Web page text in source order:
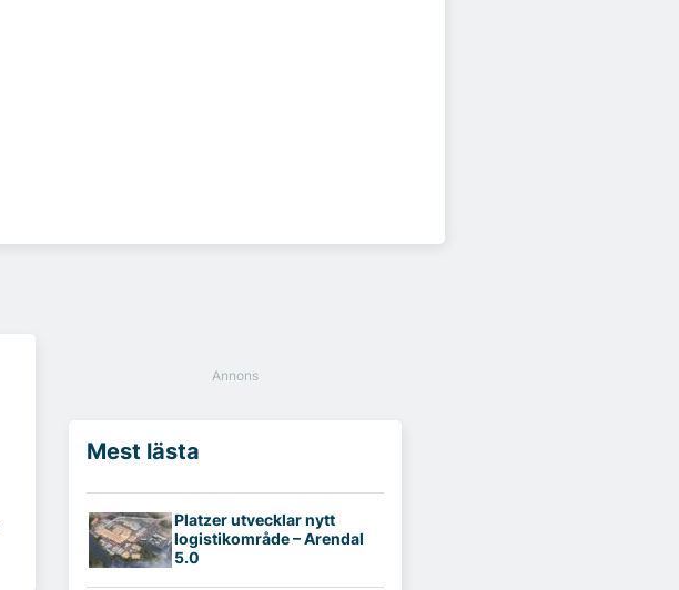
Mest lästa
Platzer utvecklar nytt
logistikområde – Arendal
5.0